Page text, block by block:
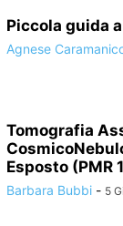
Piccola guida
Agnese
Tomografia
Esposto (PMR
Barbara Bubbi - 5